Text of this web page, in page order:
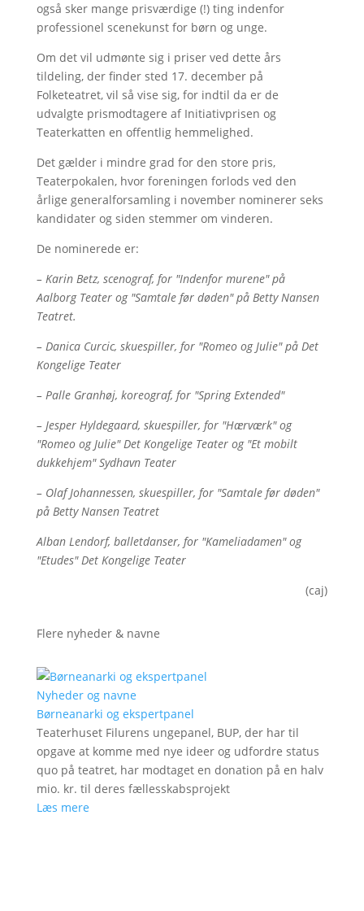
også sker mange prisværdige (!) ting indenfor
professionel scenekunst for børn og unge.
Om det vil udmønte sig i priser ved dette års
tildeling, der finder sted 17. december på
Folketeatret, vil så vise sig, for indtil da er de
udvalgte prismodtagere af Initiativprisen og
Teaterkatten en offentlig hemmelighed.
Det gælder i mindre grad for den store pris,
Teaterpokalen, hvor foreningen forlods ved den
årlige generalforsamling i november nominerer seks
kandidater og siden stemmer om vinderen.
De nominerede er:
– Karin Betz, scenograf, for "Indenfor murene" på
Aalborg Teater og "Samtale før døden" på Betty Nansen
Teatret.
– Danica Curcic, skuespiller, for "Romeo og Julie" på Det
Kongelige Teater
– Palle Granhøj, koreograf, for "Spring Extended"
– Jesper Hyldegaard, skuespiller, for "Hærværk" og
"Romeo og Julie" Det Kongelige Teater og "Et mobilt
dukkehjem" Sydhavn Teater
– Olaf Johannessen, skuespiller, for "Samtale før døden"
på Betty Nansen Teatret
Alban Lendorf, balletdanser, for "Kameliadamen" og
"Etudes" Det Kongelige Teater
(caj)
Flere nyheder & navne
Nyheder og navne
Børneanarki og ekspertpanel
Teaterhuset Filurens ungepanel, BUP, der har til
opgave at komme med nye ideer og udfordre status
quo på teatret, har modtaget en donation på en halv
mio. kr. til deres fællesskabsprojekt
Læs mere